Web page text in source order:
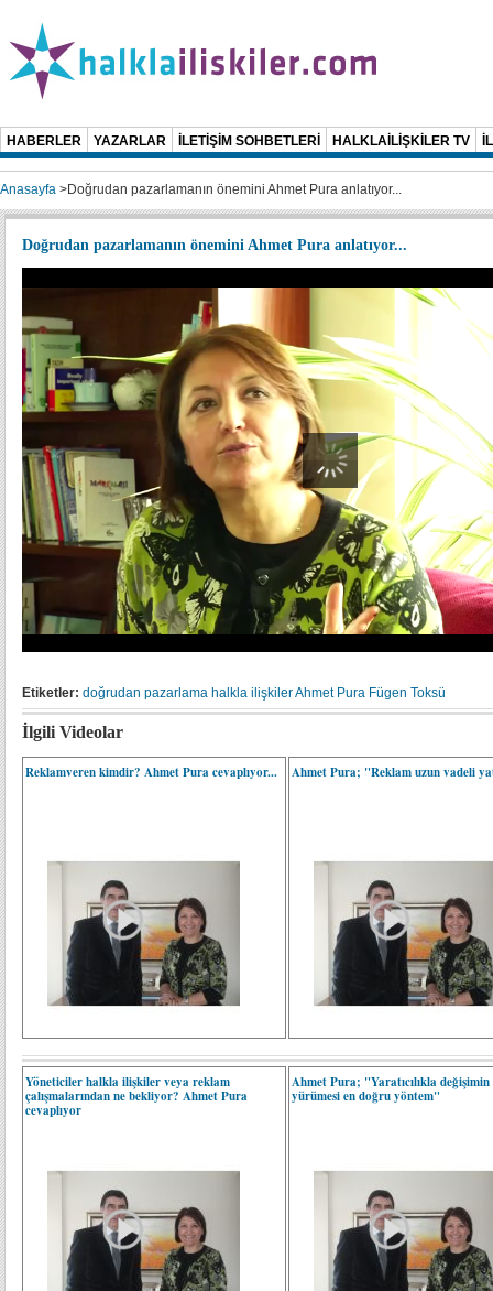
HABERLER YAZARLAR İLETİŞİM SOHBETLERİ HALKLAİLİŞKİLER TV
Anasayfa >Doğrudan pazarlamanın önemini Ahmet Pura anlatıyor...
Doğrudan pazarlamanın önemini Ahmet Pura anlatıyor...
Etiketler: doğrudan pazarlama halkla ilişkilerAhmet Pura Fügen Toksü
İlgili Videolar
Reklamveren kimdir? Ahmet Pura cevaplıyor... Ahmet Pura; "Reklam uzun vadeli
Yöneticiler halkla ilişkiler veya reklam
çalışmalarından ne bekliyor? Ahmet Pura
cevaplıyor
Ahmet Pura; "Yaratıcılıkla
yürümesi en doğru yöntem"